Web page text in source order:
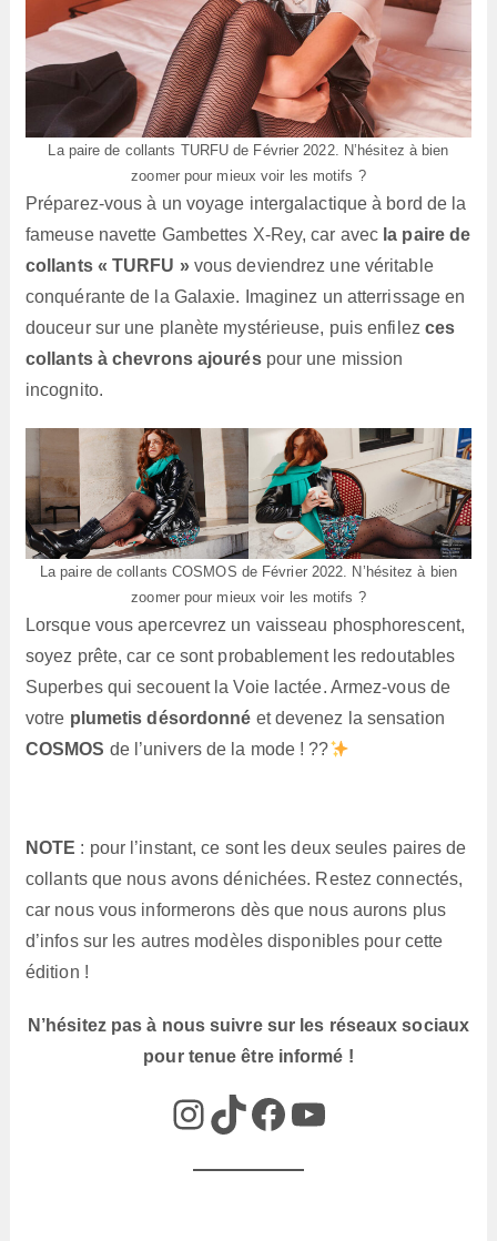
La paire de collants TURFU de Février 2022. N’hésitez à bien
zoomer pour mieux voir les motifs ?
Préparez-vous à un voyage intergalactique à bord de la
fameuse navette Gambettes X-Rey, car avec la paire de
collants « TURFU »vous deviendrez une véritable
conquérante de la Galaxie. Imaginez un atterrissage en
douceur sur une planète mystérieuse, puis enfilez ces
collants à chevrons ajouréspour une mission
incognito.
La paire de collants COSMOS de Février 2022. N’hésitez à bien
zoomer pour mieux voir les motifs ?
Lorsque vous apercevrez un vaisseau phosphorescent,
soyez prête, car ce sont probablement les redoutables
Superbes qui secouent la Voie lactée. Armez-vous de
votre plumetis désordonné et devenez la sensation
COSMOS de l’univers de la mode ! ??
NOTE : pour l’instant, ce sont les deux seules paires de
collants que nous avons dénichées. Restez connectés,
car nous vous informerons dès que nous aurons plus
d’infos sur les autres modèles disponibles pour cette
édition !
N’hésitez pas à nous suivre sur les réseaux sociaux
pour tenue être informé !
@box_az_off
@box_az
Box AZ @Box-AZ